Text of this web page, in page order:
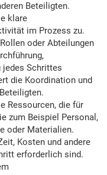
Beteiligten.
klare
im Prozess zu.
oder Abteilungen
jedes Schrittes
die Koordination und
Ressourcen, die für
zum Beispiel Personal,
oder Materialien.
Kosten und andere
erforderlich sind.